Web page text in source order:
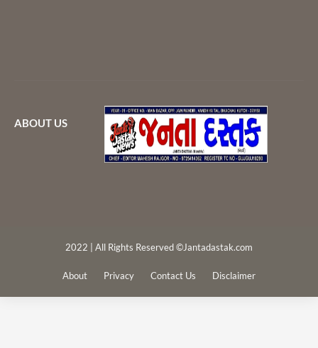
ABOUT US
2022 | All Rights Reserved ©Jantadastak.com
About Privacy Contact Us Disclaimer